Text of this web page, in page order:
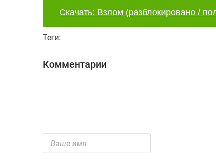
Скачать: Взлом (разблокировано /
Теги:
Комментарии